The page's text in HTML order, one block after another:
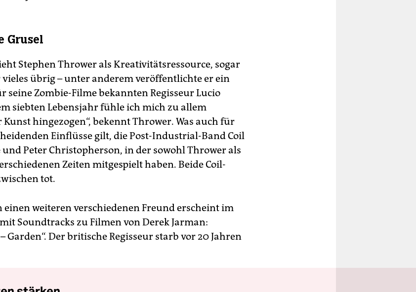
Grusel
Stephen Thrower als Kreativitätsressource, sogar
übrig – unter anderem veröffentlichte er ein
seine Zombie-Filme bekannten Regisseur Lucio
siebten Lebensjahr fühle ich mich zu allem
hingezogen“, bekennt Thrower. Was auch für
Einflüsse gilt, die Post-Industrial-Band Coil
und Peter Christopherson, in der sowohl Thrower als
Zeiten mitgespielt haben. Beide Coil-
tot.
weiteren verschiedenen Freund erscheint im
Soundtracks zu Filmen von Derek Jarman:
Garden“. Der britische Regisseur starb vor 20 Jahren